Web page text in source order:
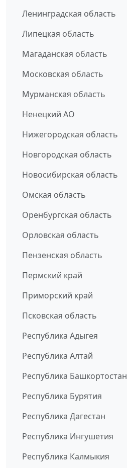
Ленинградская область
Липецкая область
Магаданская область
Московская область
Мурманская область
Ненецкий АО
Нижегородская область
Новгородская область
Новосибирская область
Омская область
Оренбургская область
Орловская область
Пензенская область
Пермский край
Приморский край
Псковская область
Республика Адыгея
Республика Алтай
Республика Башкортостан
Республика Бурятия
Республика Дагестан
Республика Ингушетия
Республика Калмыкия